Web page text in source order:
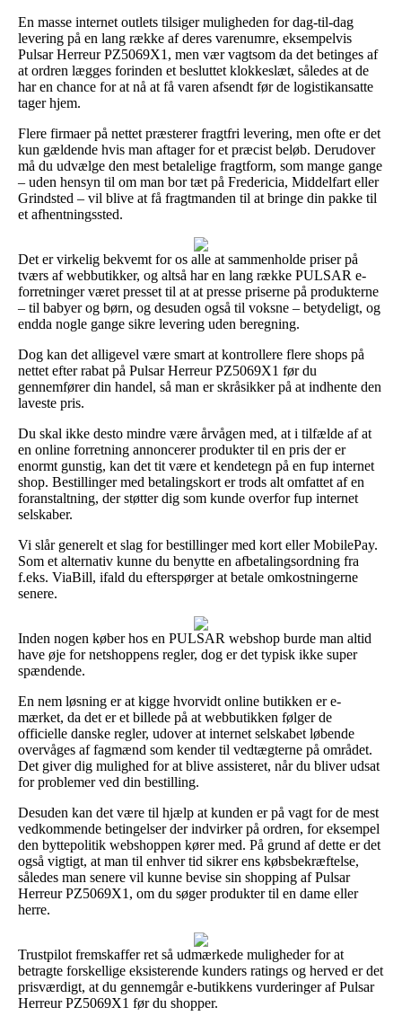
En masse internet outlets tilsiger muligheden for dag-til-dag
levering på en lang række af deres varenumre, eksempelvis
Pulsar Herreur PZ5069X1, men vær vagtsom da det betinges af
at ordren lægges forinden et besluttet klokkeslæt, således at de
har en chance for at nå at få varen afsendt før de logistikansatte
tager hjem.
Flere firmaer på nettet præsterer fragtfri levering, men ofte er det
kun gældende hvis man aftager for et præcist beløb. Derudover
må du udvælge den mest betalelige fragtform, som mange gange
– uden hensyn til om man bor tæt på Fredericia, Middelfart eller
Grindsted – vil blive at få fragtmanden til at bringe din pakke til
et afhentningssted.
Det er virkelig bekvemt for os alle at sammenholde priser på
tværs af webbutikker, og altså har en lang række PULSAR e-
forretninger været presset til at at presse priserne på produkterne
– til babyer og børn, og desuden også til voksne – betydeligt, og
endda nogle gange sikre levering uden beregning.
Dog kan det alligevel være smart at kontrollere flere shops på
nettet efter rabat på Pulsar Herreur PZ5069X1 før du
gennemfører din handel, så man er skråsikker på at indhente den
laveste pris.
Du skal ikke desto mindre være årvågen med, at i tilfælde af at
en online forretning annoncerer produkter til en pris der er
enormt gunstig, kan det tit være et kendetegn på en fup internet
shop. Bestillinger med betalingskort er trods alt omfattet af en
foranstaltning, der støtter dig som kunde overfor fup internet
selskaber.
Vi slår generelt et slag for bestillinger med kort eller MobilePay.
Som et alternativ kunne du benytte en afbetalingsordning fra
f.eks. ViaBill, ifald du efterspørger at betale omkostningerne
senere.
Inden nogen køber hos en PULSAR webshop burde man altid
have øje for netshoppens regler, dog er det typisk ikke super
spændende.
En nem løsning er at kigge hvorvidt online butikken er e-
mærket, da det er et billede på at webbutikken følger de
officielle danske regler, udover at internet selskabet løbende
overvåges af fagmænd som kender til vedtægterne på området.
Det giver dig mulighed for at blive assisteret, når du bliver udsat
for problemer ved din bestilling.
Desuden kan det være til hjælp at kunden er på vagt for de mest
vedkommende betingelser der indvirker på ordren, for eksempel
den byttepolitik webshoppen kører med. På grund af dette er det
også vigtigt, at man til enhver tid sikrer ens købsbekræftelse,
således man senere vil kunne bevise sin shopping af Pulsar
Herreur PZ5069X1, om du søger produkter til en dame eller
herre.
Trustpilot fremskaffer ret så udmærkede muligheder for at
betragte forskellige eksisterende kunders ratings og herved er det
prisværdigt, at du gennemgår e-butikkens vurderinger af Pulsar
Herreur PZ5069X1 før du shopper.